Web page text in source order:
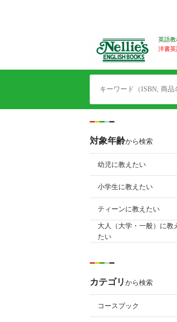
英語
洋書
対象年齢から検索
幼児に教えたい
小学生に教えたい
ティーンに教えたい
大人（大学・一般）に教
たい
カテゴリ から検索
コースブック